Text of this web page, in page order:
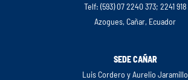
Telf: (593) 07 2240 373; 2241 918
Azogues, Cañar, Ecuador
SEDE CAÑAR
Luis Cordero y Aurelio Jaramillo